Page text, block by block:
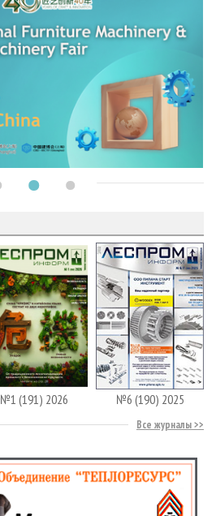
№1 (191) 2026 №6 (190) 2025
Все журналы